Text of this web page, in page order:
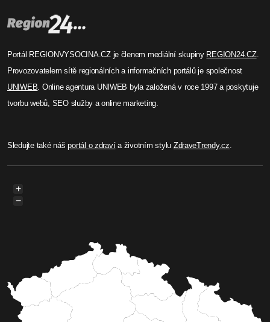
Portál REGIONVYSOCINA.CZ je členem mediální skupiny REGION24.CZ.
Provozovatelem sítě regionálních a informačních portálů je společnost
UNIWEB . Online agentura UNIWEB byla založená v roce 1997 a poskytuje
tvorbu webů, SEO služby a online marketing.
Sledujte také nášportál o zdravía životním stylu ZdraveTrendy.cz
+
−